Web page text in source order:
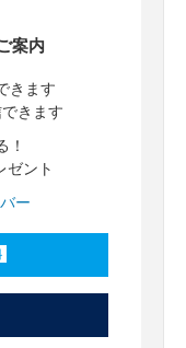
案内
きます
きます
！
ゼント
ー